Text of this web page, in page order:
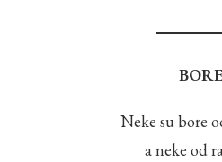
BORE
Neke su bore
a neke od